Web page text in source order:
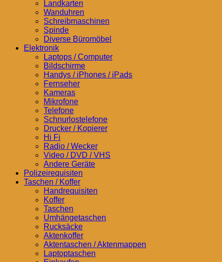
Landkarten
Wanduhren
Schreibmaschinen
Spinde
Diverse Büromöbel
Elektronik
Laptops / Computer
Bildschirme
Handys / iPhones / iPads
Fernseher
Kameras
Mikrofone
Telefone
Schnurlostelefone
Drucker / Kopierer
Hi Fi
Radio / Wecker
Video / DVD / VHS
Andere Geräte
Polizeirequisiten
Taschen / Koffer
Handrequisiten
Koffer
Taschen
Umhängetaschen
Rucksäcke
Aktenkoffer
Aktentaschen / Aktenmappen
Laptoptaschen